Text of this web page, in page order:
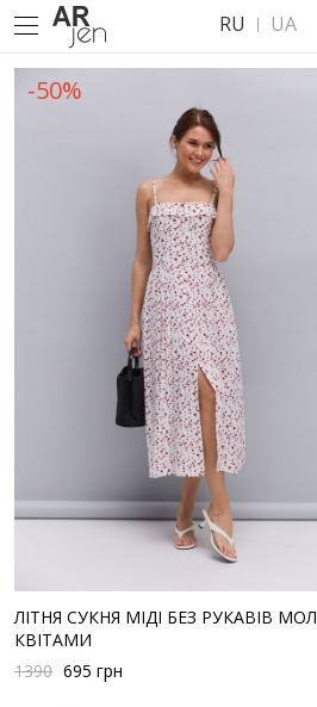
RU UA
-50%
ЛІТНЯ СУКНЯ МІДІ БЕЗ РУКАВІВ
КВІТАМИ
1390 695 грн